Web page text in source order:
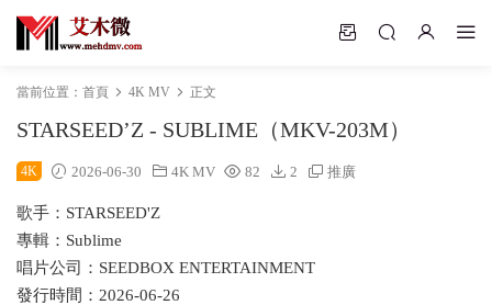
當前位置： 首頁 4K MV 正文
STARSEED’Z - SUBLIME（MKV-203M）
4K 2026-06-30 4K MV 82 2 推廣
歌手：STARSEED'Z
專輯：Sublime
唱片公司：SEEDBOX ENTERTAINMENT
發行時間：2026-06-26